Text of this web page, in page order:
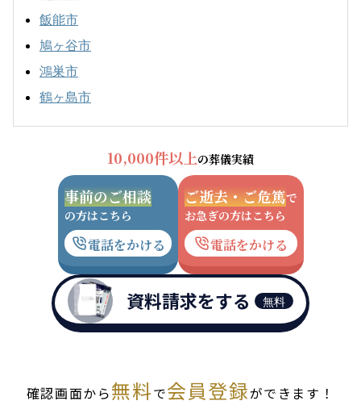
飯能市
鳩ヶ谷市
鴻巣市
鶴ヶ島市
10,000件以上の葬儀実績
事前のご相談
の方はこちら
電話をかける
ご逝去・ご危篤で
お急ぎの方はこちら
電話をかける
資料請求をする 無料
確認画面から無料で会員登録ができます！